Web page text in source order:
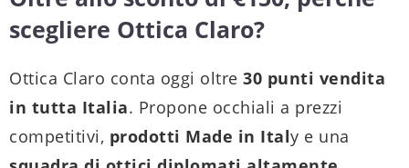
scegliere Ottica Claro?
Ottica Claro conta oggi oltre 30 punti vendita
in tutta Italia. Propone occhiali a prezzi
competitivi, prodotti Made in Italy e una